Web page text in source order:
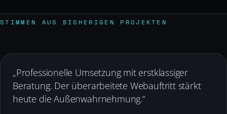
STIMMEN AUS BISHERIGEN PROJEKTEN
„Professionelle Umsetzung mit erstklassiger
Beratung. Der überarbeitete Webauftritt stärkt
heute die Außenwahrnehmung.“